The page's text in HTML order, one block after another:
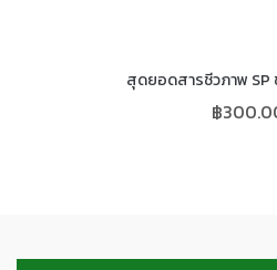
สุดยอดสารชีวภาพ SP
฿